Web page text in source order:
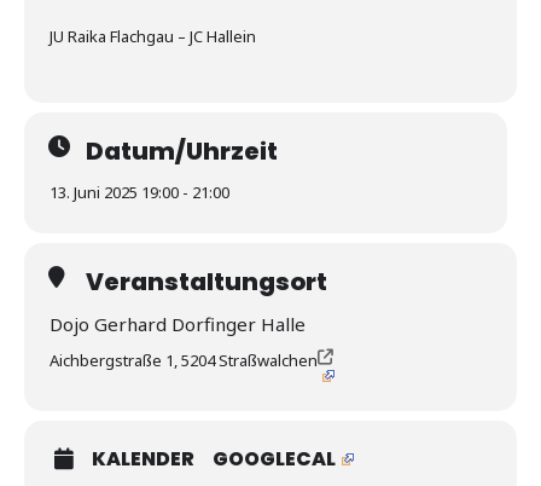
JU Raika Flachgau – JC Hallein
Datum/Uhrzeit
13. Juni 2025 19:00 - 21:00
Veranstaltungsort
Dojo Gerhard Dorfinger Halle
Aichbergstraße 1, 5204 Straßwalchen
KALENDER GOOGLECAL